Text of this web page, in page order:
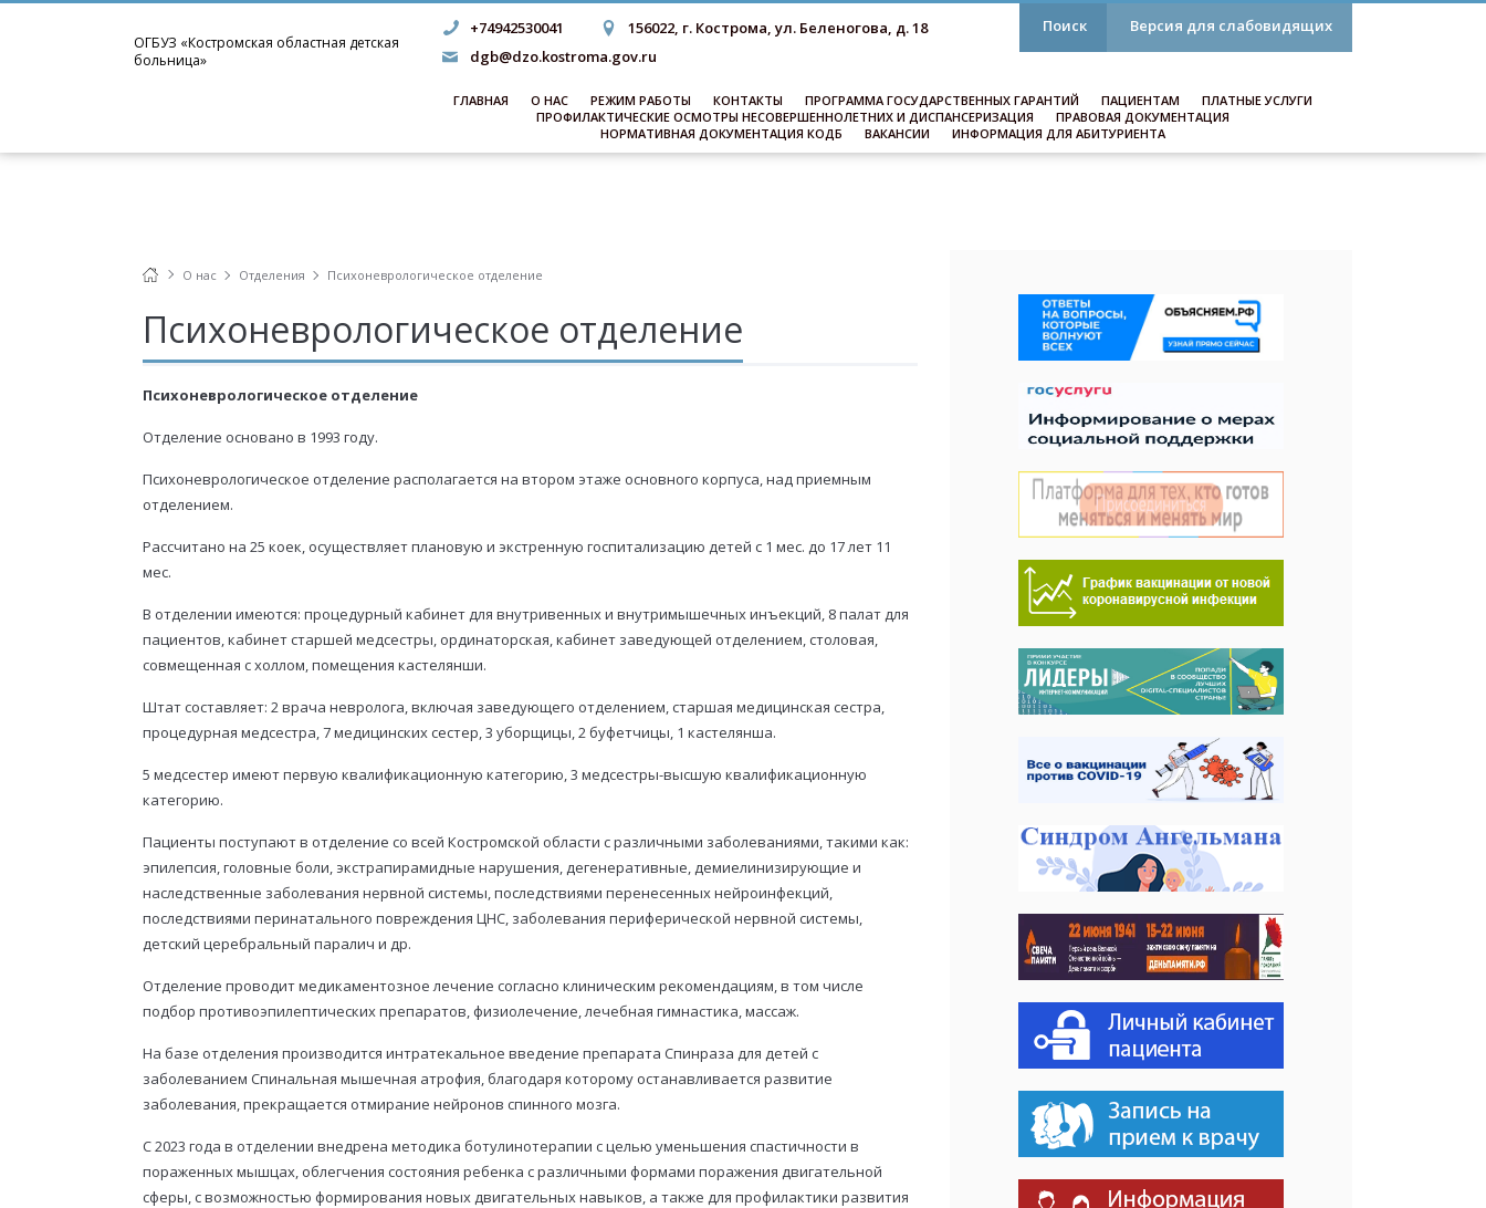
ОГБУЗ «Костромская областная детская
больница»
+74942530041
156022, г. Кострома, ул. Беленогова, д. 18
dgb@dzo.kostroma.gov.ru
Поиск Версия для слабовидящих
ГЛАВНАЯ О НАС РЕЖИМ РАБОТЫ КОНТАКТЫ ПРОГРАММА ГОСУДАРСТВЕННЫХ ГАРАНТИЙ ПАЦИЕНТАМ
ПЛАТНЫЕ УСЛУГИ
ПРОФИЛАКТИЧЕСКИЕ ОСМОТРЫ НЕСОВЕРШЕННОЛЕТНИХ И ДИСПАНСЕРИЗАЦИЯ
ПРАВОВАЯ ДОКУМЕНТАЦИЯ
НОРМАТИВНАЯ ДОКУМЕНТАЦИЯ КОДБ
ВАКАНСИИ ИНФОРМАЦИЯ ДЛЯ АБИТУРИЕНТА
О нас Отделения Психоневрологическое отделение
Психоневрологическое отделение
Психоневрологическое отделение
Отделение основано в 1993 году.
Психоневрологическое отделение располагается на втором этаже основного корпуса, над приемным
отделением.
Рассчитано на 25 коек, осуществляет плановую и экстренную госпитализацию детей с 1 мес. до 17 лет 11
мес.
В отделении имеются: процедурный кабинет для внутривенных и внутримышечных инъекций, 8 палат для
пациентов, кабинет старшей медсестры, ординаторская, кабинет заведующей отделением, столовая,
совмещенная с холлом, помещения кастелянши.
Штат составляет: 2 врача невролога, включая заведующего отделением, старшая медицинская сестра,
процедурная медсестра, 7 медицинских сестер, 3 уборщицы, 2 буфетчицы, 1 кастелянша.
5 медсестер имеют первую квалификационную категорию, 3 медсестры-высшую квалификационную
категорию.
Пациенты поступают в отделение со всей Костромской области с различными заболеваниями, такими как:
эпилепсия, головные боли, экстрапирамидные нарушения, дегенеративные, демиелинизирующие и
наследственные заболевания нервной системы, последствиями перенесенных нейроинфекций,
последствиями перинатального повреждения ЦНС, заболевания периферической нервной системы,
детский церебральный паралич и др.
Отделение проводит медикаментозное лечение согласно клиническим рекомендациям, в том числе
подбор противоэпилептических препаратов, физиолечение, лечебная гимнастика, массаж.
На базе отделения производится интратекальное введение препарата Спинраза для детей с
заболеванием Спинальная мышечная атрофия, благодаря которому останавливается развитие
заболевания, прекращается отмирание нейронов спинного мозга.
С 2023 года в отделении внедрена методика ботулинотерапии с целью уменьшения спастичности в
пораженных мышцах, облегчения состояния ребенка с различными формами поражения двигательной
сферы, с возможностью формирования новых двигательных навыков, а также для профилактики развития